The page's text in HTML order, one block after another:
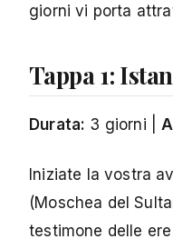
giorni vi porta
Tappa 1:
Durata: 3 giorni |
Iniziate la vostra
(Moschea del
testimone delle